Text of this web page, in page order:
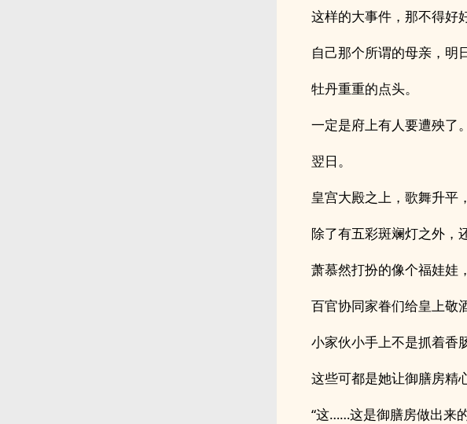
这样的大事件，那不得好
自己那个所谓的母亲，明
牡丹重重的点头。
一定是府上有人要遭殃了。
翌日。
皇宫大殿之上，歌舞升平
除了有五彩斑斓灯之外，
萧慕然打扮的像个福娃娃
百官协同家眷们给皇上敬
小家伙小手上不是抓着香
这些可都是她让御膳房精
“这……这是御膳房做出来